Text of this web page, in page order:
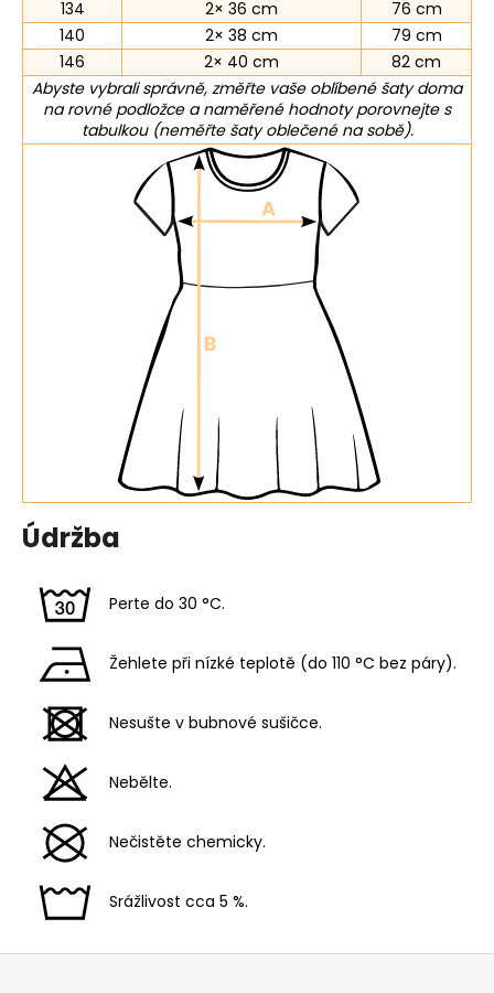
134
2× 36 cm
76 cm
140
2× 38 cm
79 cm
146
2× 40 cm
82 cm
Abyste vybrali správně, změřte vaše oblíbené šaty doma
na rovné podložce a naměřené hodnoty porovnejte s
tabulkou (neměřte šaty oblečené na sobě).
Údržba
Perte do 30 °C.
Žehlete při nízké teplotě (do 110 °C bez páry).
Nesušte v bubnové sušičce.
Nebělte.
Nečistěte chemicky.
Srážlivost cca 5 %.